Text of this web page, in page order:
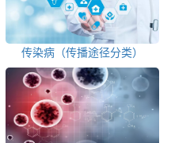
传染病（传播途径分类）